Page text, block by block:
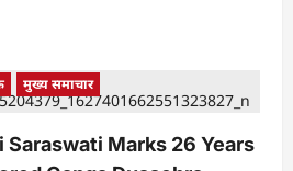
मुख्य समाचार
Saraswati Marks 26 Years